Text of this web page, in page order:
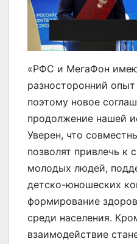
«РФС и МегаФон
разносторонний опыт
поэтому новое
продолжение нашей
Уверен, что
позволят привлечь к
молодых людей,
детско-юношеских
формирование
среди населения.
взаимодействие